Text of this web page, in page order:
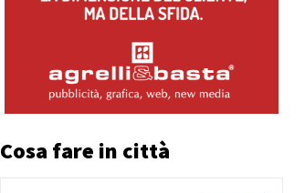
Cosa fare in città